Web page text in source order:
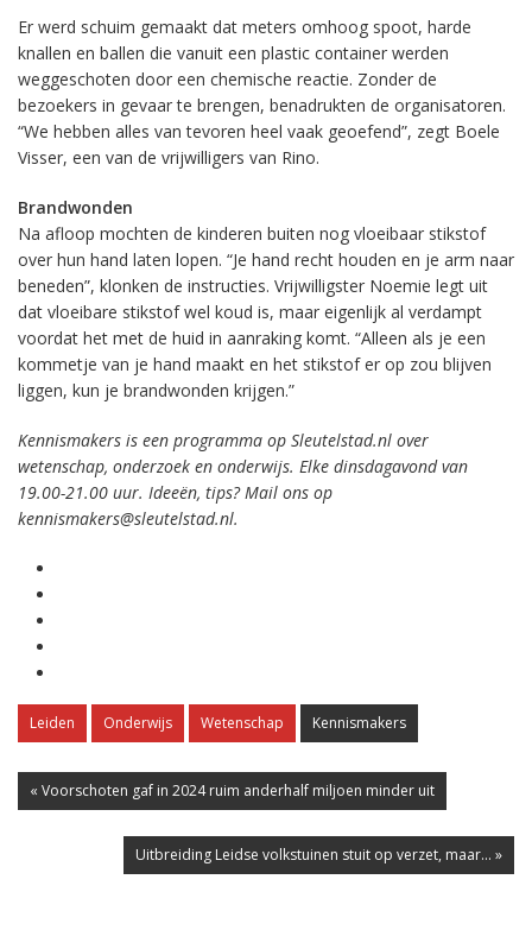
Er werd schuim gemaakt dat meters omhoog spoot, harde
knallen en ballen die vanuit een plastic container werden
weggeschoten door een chemische reactie. Zonder de
bezoekers in gevaar te brengen, benadrukten de organisatoren.
“We hebben alles van tevoren heel vaak geoefend”, zegt Boele
Visser, een van de vrijwilligers van Rino.
Brandwonden
Na afloop mochten de kinderen buiten nog vloeibaar stikstof
over hun hand laten lopen. “Je hand recht houden en je arm naar
beneden”, klonken de instructies. Vrijwilligster Noemie legt uit
dat vloeibare stikstof wel koud is, maar eigenlijk al verdampt
voordat het met de huid in aanraking komt. “Alleen als je een
kommetje van je hand maakt en het stikstof er op zou blijven
liggen, kun je brandwonden krijgen.”
Kennismakers is een programma op Sleutelstad.nl over
wetenschap, onderzoek en onderwijs. Elke dinsdagavond van
19.00-21.00 uur. Ideeën, tips? Mail ons op
kennismakers@sleutelstad.nl.
Leiden Onderwijs Wetenschap Kennismakers
« Voorschoten gaf in 2024 ruim anderhalf miljoen minder uit
Uitbreiding Leidse volkstuinen stuit op verzet, maar... »